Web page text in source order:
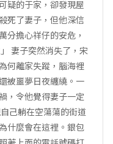
疑的于家，卻發現屋
死了妻子，但他深信
分擔心祥仔的安危，
妻子突然消失了，宋
何離家失蹤，腦海裡
被噩夢日夜纏繞。一
，令他覺得妻子一定
己躺在空蕩蕩的街道
什麼會在這裡。銀包